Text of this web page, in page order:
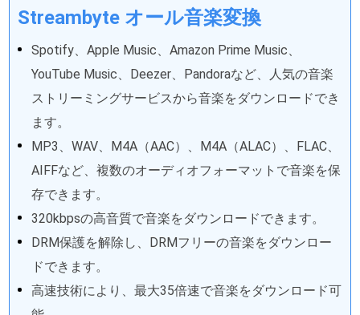
Streambyte オール音楽変換
Spotify、Apple Music、Amazon Prime Music、
YouTube Music、Deezer、Pandoraなど、人気の音楽
ストリーミングサービスから音楽をダウンロードでき
ます。
MP3、WAV、M4A（AAC）、M4A（ALAC）、FLAC、
AIFFなど、複数のオーディオフォーマットで音楽を保
存できます。
320kbpsの高音質で音楽をダウンロードできます。
DRM保護を解除し、DRMフリーの音楽をダウンロー
ドできます。
高速技術により、最大35倍速で音楽をダウンロード可